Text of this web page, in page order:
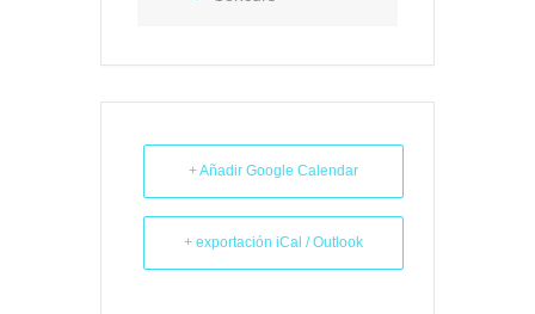
+ Añadir Google Calendar
+ exportación iCal / Outlook